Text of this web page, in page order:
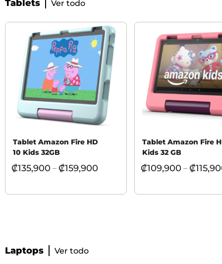
Tablets Ver todo
Tablet Amazon Fire HD
10 Kids 32GB
₡135,900 – ₡159,900
Tablet Amazon Fire
Kids 32 GB
₡109,900 –₡
Laptops Ver todo